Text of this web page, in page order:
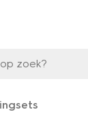
zoek?